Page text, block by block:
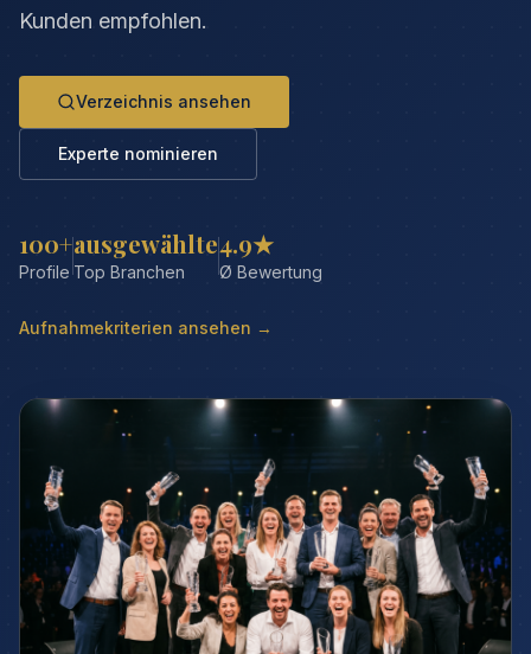
Kunden empfohlen.
Verzeichnis ansehen
Experte nominieren
100+
Profile
ausgewählte
Top Branchen
4.9★
Ø Bewertung
Aufnahmekriterien ansehen →